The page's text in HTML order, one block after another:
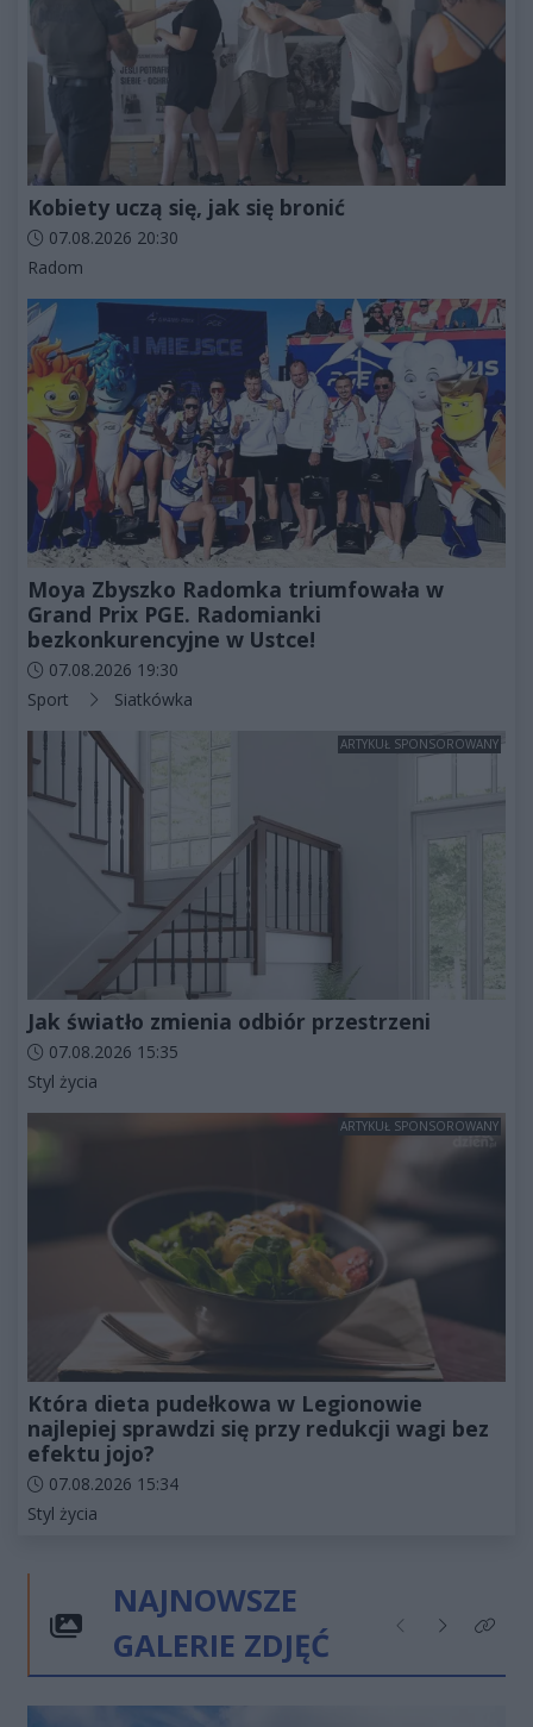
Kobiety uczą się, jak się bronić
Data dodania artykułu:
07.08.2026 20:30
Kategorie artykułu:
Radom
Moya Zbyszko Radomka triumfowała w
Grand Prix PGE. Radomianki
bezkonkurencyjne w Ustce!
Data dodania artykułu:
07.08.2026 19:30
Kategorie artykułu:
Sport Siatkówka
ARTYKUŁ SPONSOROWANY
Jak światło zmienia odbiór przestrzeni
Data dodania artykułu:
07.08.2026 15:35
Kategorie artykułu:
Styl życia
ARTYKUŁ SPONSOROWANY
Która dieta pudełkowa w Legionowie
najlepiej sprawdzi się przy redukcji wagi bez
efektu jojo?
Data dodania artykułu:
07.08.2026 15:34
Kategorie artykułu:
Styl życia
NAJNOWSZE
GALERIE ZDJĘĆ
Poprzednie
NastępneKliknij